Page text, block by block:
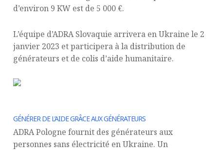
d’environ 9 KW est de 5 000 €.
L’équipe d’ADRA Slovaquie arrivera en Ukraine le 2
janvier 2023 et participera à la distribution de
générateurs et de colis d’aide humanitaire.
GÉNÉRER DE L’AIDE GRÂCE AUX GÉNÉRATEURS
ADRA Pologne fournit des générateurs aux
personnes sans électricité en Ukraine. Un